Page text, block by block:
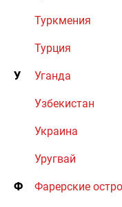
Туркмения
Турция
У Уганда
Узбекистан
Украина
Уругвай
Ф Фарерские